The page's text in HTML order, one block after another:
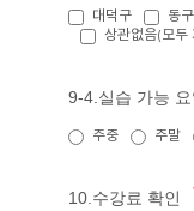
대덕구
동구
상관없음(모두
9-4.실습 가능
주중 주말
10.수강료 확인